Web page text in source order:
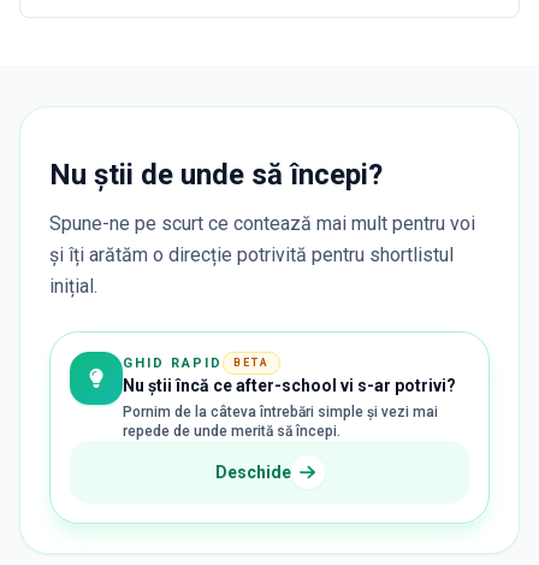
Nu știi de unde să începi?
Spune-ne pe scurt ce contează mai mult pentru voi
și îți arătăm o direcție potrivită pentru shortlistul
inițial.
GHID RAPID BETA
Nu știi încă ce after-school vi s-ar potrivi?
Pornim de la câteva întrebări simple și vezi mai
repede de unde merită să începi.
Deschide